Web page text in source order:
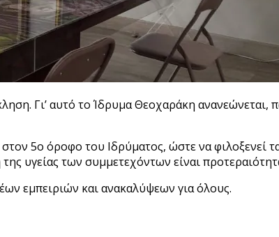
Γι’ αυτό το Ίδρυμα Θεοχαράκη ανανεώνεται,
5ο όροφο του Ιδρύματος, ώστε να φιλοξενεί
υγείας των συμμετεχόντων είναι
εμπειριών και ανακαλύψεων για όλους.